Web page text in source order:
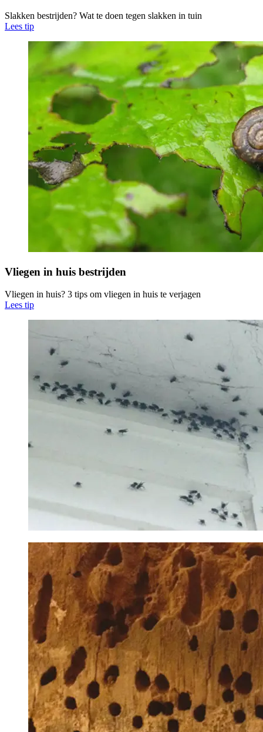
Slakken bestrijden? Wat te doen tegen slakken in tuin
Lees tip
Vliegen in huis bestrijden
Vliegen in huis? 3 tips om vliegen in huis te verjagen
Lees tip